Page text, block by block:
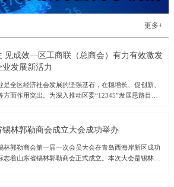
更多+
见成效—区工商联（总商会）有力有效激发
业发展新活力
是全区经济社会发展的坚强基石，在稳增长、促创新、
方面作用突出。为深入推动区委“12345”发展思路目标
（总商会）围绕开展“进企业、解难题、送政策、促发
公司、鹊鹞通用航空服务（黑龙江）有限公司、绥化市
有限公司等企业，通过实地察看、座谈交流，深入了解
锡林郭勒商会成立大会成功举办
林郭勒商会第一届一次会员大会在青岛西海岸新区成功
志着山东省锡林郭勒商会正式成立。本次大会是锡林郭